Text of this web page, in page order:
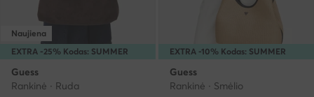
EXTRA -25% Kodas: SUMMER
Naujiena
Guess
Rankinė · Ruda
EXTRA -10% Kodas: SUMMER
Guess
Rankinė · Smėlio